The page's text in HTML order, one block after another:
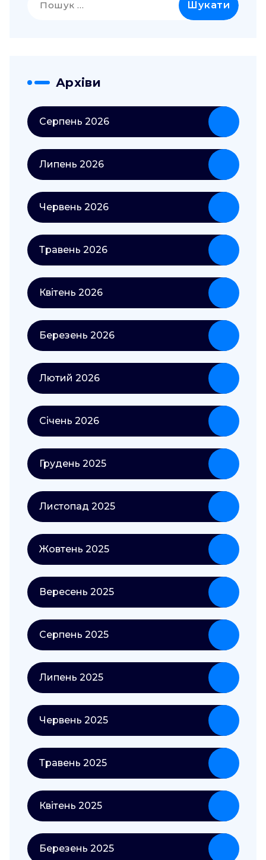
Архіви
Серпень 2026
Липень 2026
Червень 2026
Травень 2026
Квітень 2026
Березень 2026
Лютий 2026
Січень 2026
Грудень 2025
Листопад 2025
Жовтень 2025
Вересень 2025
Серпень 2025
Липень 2025
Червень 2025
Травень 2025
Квітень 2025
Березень 2025